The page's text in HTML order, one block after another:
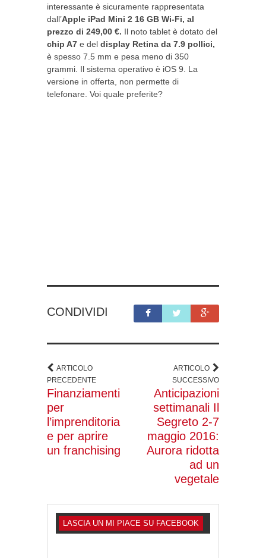
interessante è sicuramente rappresentata
dall’Apple iPad Mini 2 16 GB Wi-Fi, al
prezzo di 249,00 €. Il noto tablet è dotato del
chip A7 e del display Retina da 7.9 pollici,
è spesso 7.5 mm e pesa meno di 350
grammi. Il sistema operativo è iOS 9. La
versione in offerta, non permette di
telefonare. Voi quale preferite?
CONDIVIDI
ARTICOLO
PRECEDENTE
Finanziamenti
per
l’imprenditoria
e per aprire
un franchising
ARTICOLO
SUCCESSIVO
Anticipazioni
settimanali Il
Segreto 2-7
maggio 2016:
Aurora ridotta
ad un
vegetale
LASCIA UN MI PIACE SU FACEBOOK